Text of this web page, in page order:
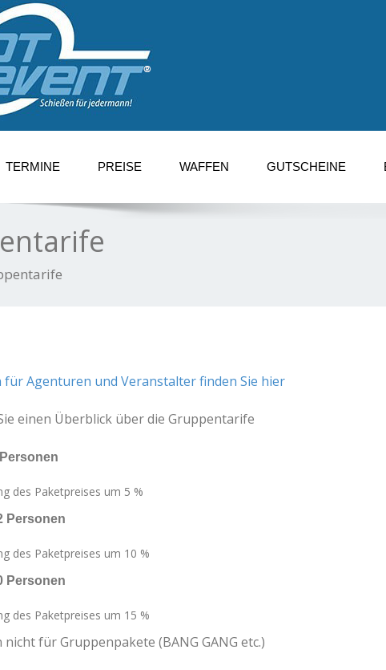
TERMINE PREISE WAFFEN GUTSCHEINE
Agenturen und Veranstalter finden Sie hier
einen Überblick über die Gruppentarife
des Paketpreises um 5 %
Personen
des Paketpreises um 10 %
Personen
des Paketpreises um 15 %
für Gruppenpakete (BANG GANG etc.)